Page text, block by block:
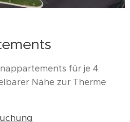
für je 4
Nähe zur Therme